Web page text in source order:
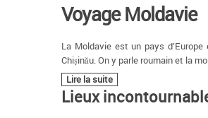
Voyage Moldavie
La Moldavie est un pays
Chișinău. On y parle roumain et la
Lire la suite
Lieux